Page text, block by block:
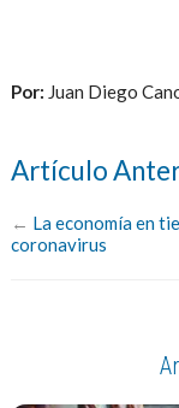
Por: Juan Diego
Artículo
← La economía en
coronavirus